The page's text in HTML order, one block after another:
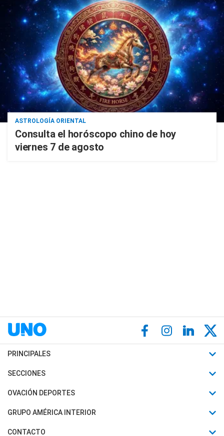
ASTROLOGÍA ORIENTAL
Consulta el horóscopo chino de hoy
viernes 7 de agosto
PRINCIPALES
Últimas Noticias
Política
SECCIONES
Horóscopo
Motores
OVACIÓN DEPORTES
Fútbol
Mundial
GRUPO AMÉRICA INTERIOR
Canal 7 en Vivo
CONTACTO